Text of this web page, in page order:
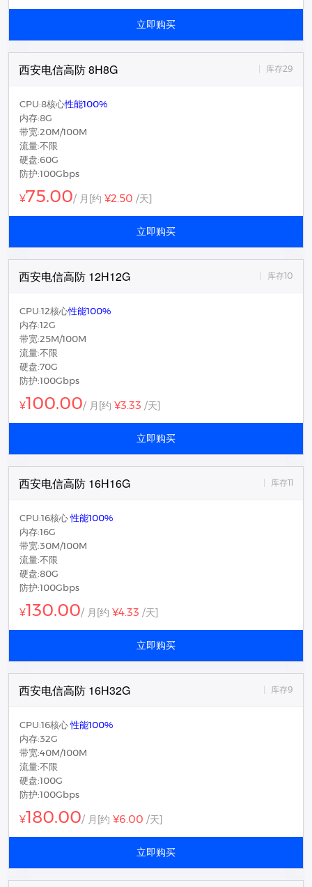
立即购买
西安电信高防 8H8G 库存29
CPU:8核心性能100%
内存:8G
带宽:20M/100M
流量:不限
硬盘:60G
防护:100Gbps
¥75.00/ 月 [约 ¥2.50 /天]
立即购买
西安电信高防 12H12G 库存10
CPU:12核心性能100%
内存:12G
带宽:25M/100M
流量:不限
硬盘:70G
防护:100Gbps
¥100.00/ 月 [约 ¥3.33 /天]
立即购买
西安电信高防 16H16G 库存11
CPU:16核心性能100%
内存:16G
带宽:30M/100M
流量:不限
硬盘:80G
防护:100Gbps
¥130.00/ 月 [约 ¥4.33 /天]
立即购买
西安电信高防 16H32G 库存9
CPU:16核心性能100%
内存:32G
带宽:40M/100M
流量:不限
硬盘:100G
防护:100Gbps
¥180.00/ 月 [约 ¥6.00 /天]
立即购买